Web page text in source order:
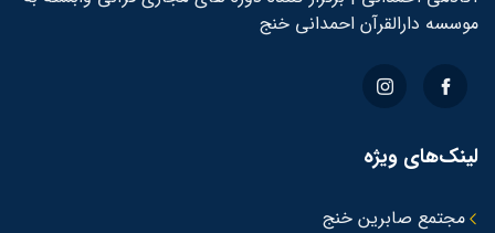
موسسه دارالقرآن احمدانی خنج
لینک‌های ویژه
مجتمع صابرین خنج